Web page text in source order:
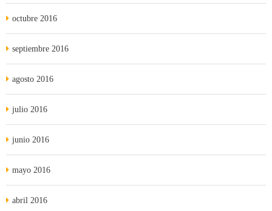
octubre 2016
septiembre 2016
agosto 2016
julio 2016
junio 2016
mayo 2016
abril 2016